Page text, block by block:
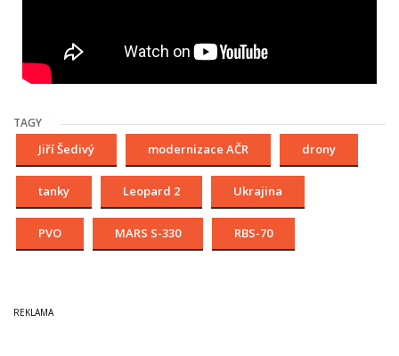
TAGY
Jiří Šedivý modernizace AČR drony
tanky Leopard 2 Ukrajina
PVO MARS S-330 RBS-70